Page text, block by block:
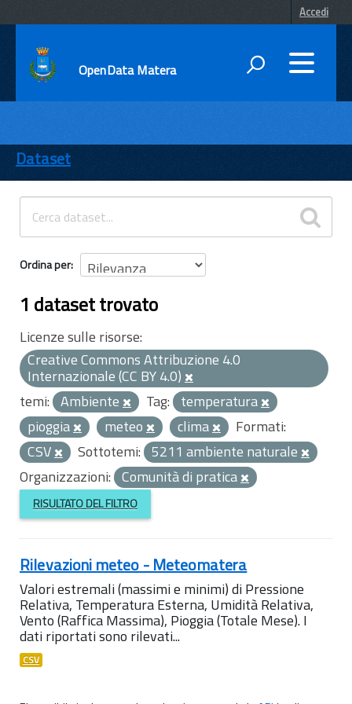
Accedi
OpenData Matera
ENTI
TEMI
INFORMAZIONI
Dataset
Ordina per
1 dataset trovato
Licenze sulle risorse:
Creative Commons Attribuzione 4.0
Internazionale (CC BY 4.0)
temi: Ambiente Tag: temperatura
pioggia
meteo clima
Formati:
CSV
Sottotemi: 5211 ambiente naturale
Organizzazioni: Comunità di pratica
RISULTATO DEL FILTRO
Rilevazioni meteo - Meteomatera
Valori estremali (massimi e minimi) di Pressione
Relativa, Temperatura Esterna, Umidità Relativa,
Vento (Raffica Massima), Pioggia (Totale Mese). I
dati riportati sono rilevati...
CSV